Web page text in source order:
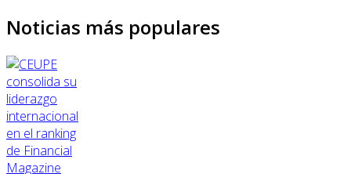
Noticias más populares